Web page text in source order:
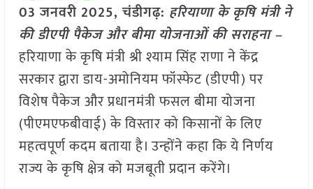
03 जनवरी 2025,चंडीगढ़: हरियाणा के कृषि मंत्री ने
की डीएपी पैकेज और बीमा योजनाओं की सराहना –
हरियाणा के कृषि मंत्री श्री श्याम सिंह राणा ने केंद्र
सरकार द्वारा डाय-अमोनियम फॉस्फेट (डीएपी) पर
विशेष पैकेज और प्रधानमंत्री फसल बीमा योजना
(पीएमएफबीवाई) के विस्तार को किसानों के लिए
महत्वपूर्ण कदम बताया है। उन्होंने कहा कि ये निर्णय
राज्य के कृषि क्षेत्र को मजबूती प्रदान करेंगे।